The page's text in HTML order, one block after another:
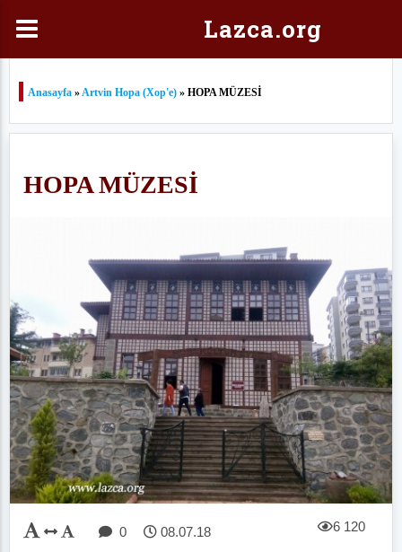
Lazca.org
Anasayfa »Artvin Hopa (Xop'e) » HOPA MÜZESİ
HOPA MÜZESİ
0 08.07.18 6 120